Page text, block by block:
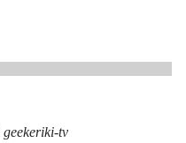
geekeriki-tv